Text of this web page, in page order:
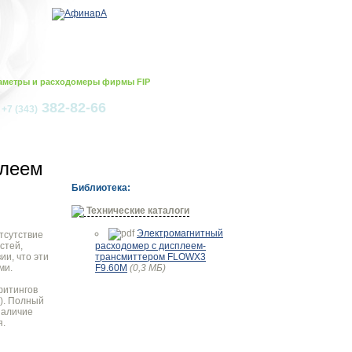
и расходомеры фирмы FIP
+7 (343) 382-82-66
что эти
Полный
Библиотека:
Технические каталоги
Электромагнитный
расходомер с дисплеем-
трансмиттером FLOWX3
F9.60M (0,3 МБ)